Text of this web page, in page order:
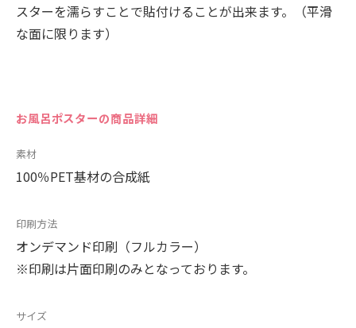
スターを濡らすことで貼付けることが出来ます。（平滑
な面に限ります）
お風呂ポスターの商品詳細
素材
100％PET基材の合成紙
印刷方法
オンデマンド印刷（フルカラー）
※印刷は片面印刷のみとなっております。
サイズ